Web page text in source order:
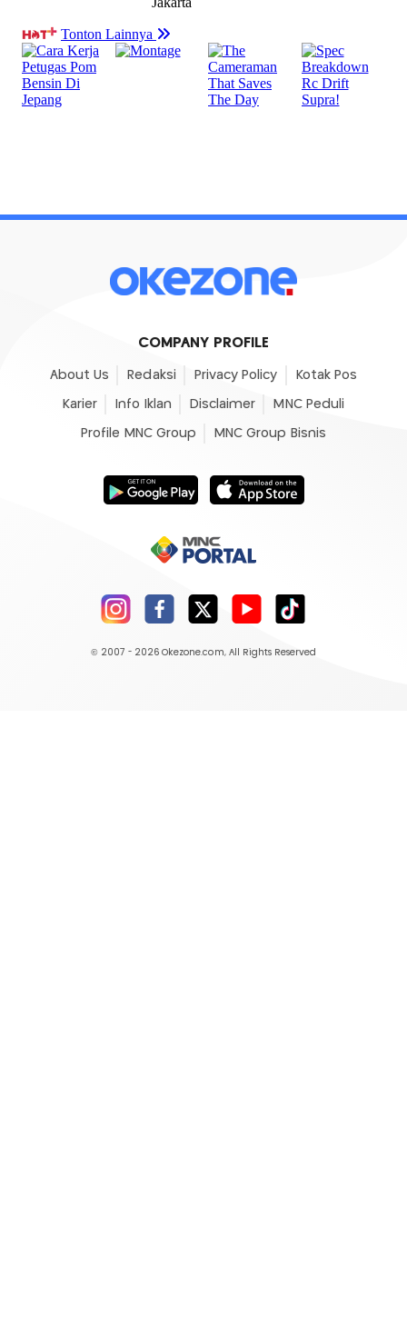
COMPANY PROFILE
About Us Redaksi Privacy Policy Kotak Pos
Karier Info Iklan Disclaimer MNC Peduli
Profile MNC Group MNC Group Bisnis
© 2007 - 2026 Okezone.com, All Rights Reserved